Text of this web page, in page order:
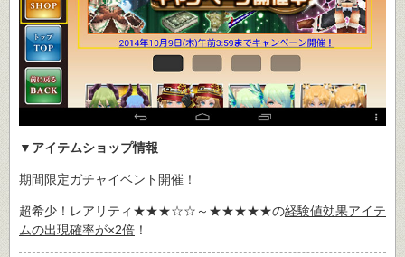
▼アイテムショップ情報
期間限定ガチャイベント開催！
超希少！レアリティ★★★☆☆～★★★★★の経験値効果アイテ
ムの出現確率が×2倍 ！